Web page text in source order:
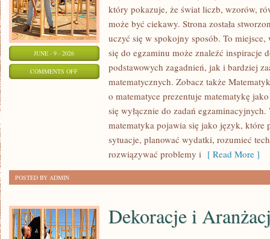
JUNE - 9 - 2026
COMMENTS OFFON
MATEMATYKA
który pokazuje, że świat liczb, wzorów,
może być ciekawy. Strona została
uczyć się w spokojny sposób. To
się do egzaminu może znaleźć inspiracje
podstawowych zagadnień, jak i bardziej
matematycznych. Zobacz także
o matematyce prezentuje matematykę
się wyłącznie do zadań
matematyka pojawia się jako język, które
sytuacje, planować wydatki, rozumieć
rozwiązywać problemy i [ Read More ]
POSTED BY ADMIN
Dekoracje i